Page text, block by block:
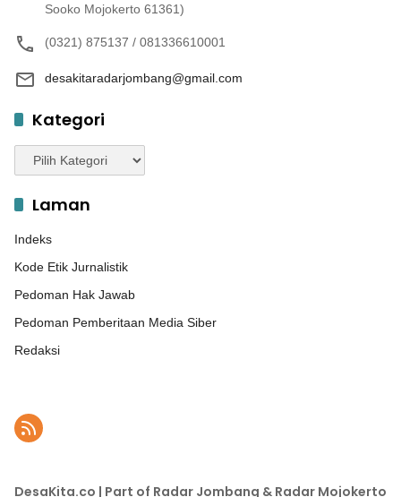
Sooko Mojokerto 61361)
(0321) 875137 / 081336610001
desakitaradarjombang@gmail.com
Kategori
Kategori
Laman
Indeks
Kode Etik Jurnalistik
Pedoman Hak Jawab
Pedoman Pemberitaan Media Siber
Redaksi
DesaKita.co | Part of Radar Jombang & Radar Mojokerto